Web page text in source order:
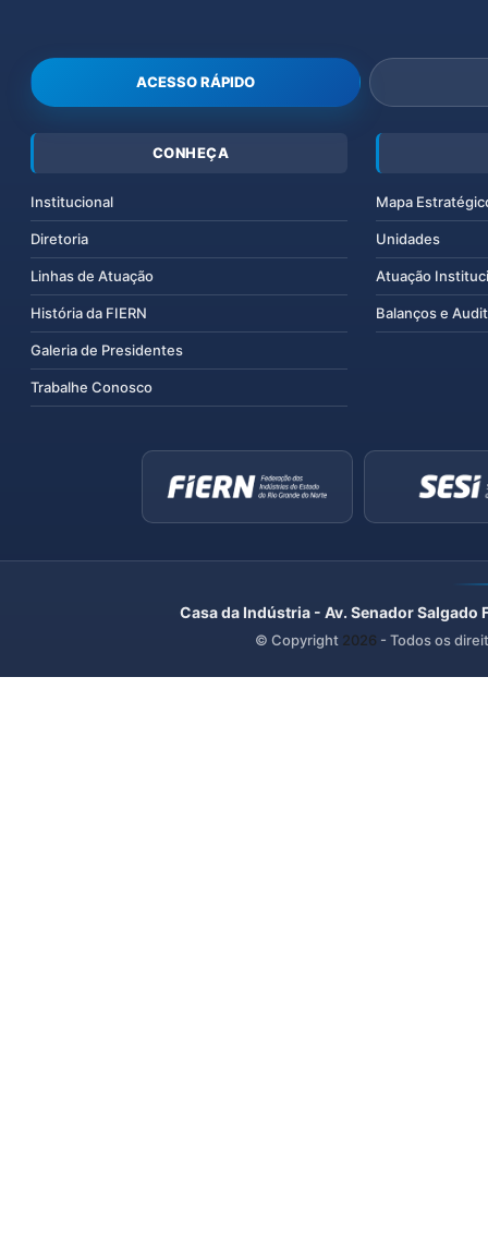
ACESSO RÁPIDO
CONHEÇA
Institucional
Diretoria
Linhas de Atuação
História da FIERN
Galeria de Presidentes
Trabalhe Conosco
Mapa
Unidades
Atuação
Balanços e
Casa da Indústria - Av. Senador
© Copyright 2026 - Todos os